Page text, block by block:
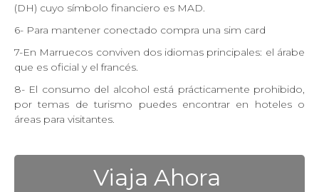
(DH) cuyo símbolo financiero es MAD.
6- Para mantener conectado compra una sim card
7-En Marruecos conviven dos idiomas principales: el árabe
que es oficial y el francés.
8- El consumo del alcohol está prácticamente prohibido,
por temas de turismo puedes encontrar en hoteles o
áreas para visitantes.
Viaja Ahora